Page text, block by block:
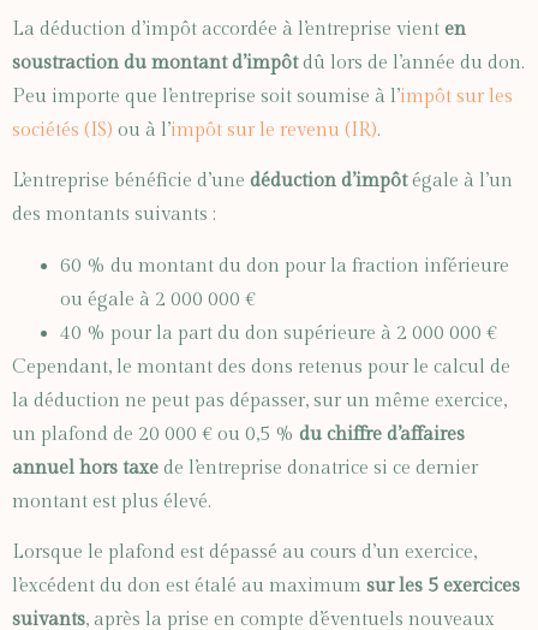
La déduction d’impôt accordée à l’entreprise vient en
soustraction du montant d’impôtdû lors de l’année du don.
Peu importe que l’entreprise soit soumise à l’impôt sur les
sociétés (IS) ou à l’impôt sur le revenu (IR).
L’entreprise bénéficie d’une déduction d’impôtégale à l’un
des montants suivants :
60 % du montant du don pour la fraction inférieure
ou égale à 2 000 000 €
40 % pour la part du don supérieure à 2 000 000 €
Cependant, le montant des dons retenus pour le calcul de
la déduction ne peut pas dépasser, sur un même exercice,
un plafond de 20 000 € ou 0,5 % du chiffre d’affaires
annuel hors taxe de l’entreprise donatrice si ce dernier
montant est plus élevé.
Lorsque le plafond est dépassé au cours d’un exercice,
l’excédent du don est étalé au maximum sur les 5 exercices
suivants, après la prise en compte d’éventuels nouveaux